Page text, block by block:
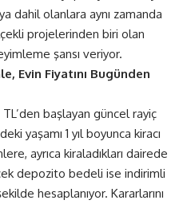
dahil olanlara aynı zamanda
projelerinden biri olan
şansı veriyor.
Evin Fiyatını Bugünden
başlayan güncel rayiç
yaşamı 1 yıl boyunca kiracı
ayrıca kiraladıkları dairede
depozito bedeli ise indirimli
hesaplanıyor. Kararlarını